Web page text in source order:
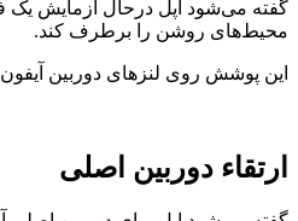
محیط‌های روشن را برطرف کند.
این پوشش روی لنزهای دوربین آیفون 16 پرو قرار می‌گیرد تا اثرات بازتاب‌های داخلی را کاهش دهد و به‌شما اجازه دهد در محیط‌های روشن، عکس‌های واضح‌تری ثبت کنید.
ارتقاء دوربین اصلی